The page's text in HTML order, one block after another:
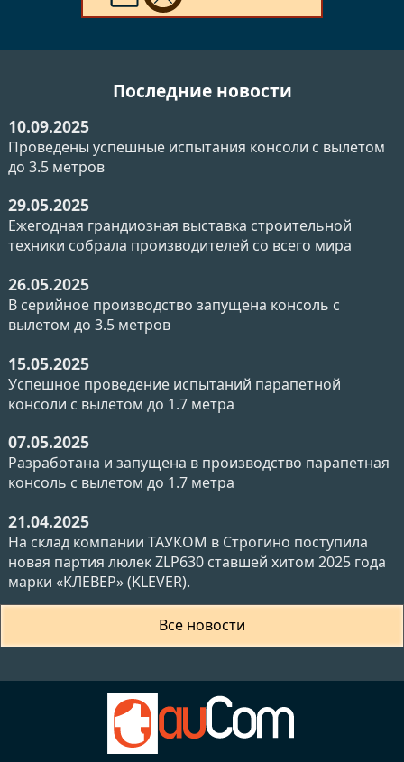
Последние новости
10.09.2025
Проведены успешные испытания консоли с вылетом
до 3.5 метров
29.05.2025
Ежегодная грандиозная выставка строительной
техники собрала производителей со всего мира
26.05.2025
В серийное производство запущена консоль с
вылетом до 3.5 метров
15.05.2025
Успешное проведение испытаний парапетной
консоли с вылетом до 1.7 метра
07.05.2025
Разработана и запущена в производство парапетная
консоль с вылетом до 1.7 метра
21.04.2025
На склад компании ТАУКОМ в Строгино поступила
новая партия люлек ZLP630 ставшей хитом 2025 года
марки «КЛЕВЕР» (KLEVER).
Все новости